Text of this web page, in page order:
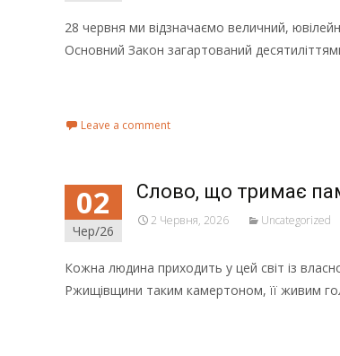
28 червня ми відзначаємо величний,
Основний Закон загартований
Leave a comment
02
Чер/26
Слово, що тримає
2 Червня, 2026 Uncategorized
Кожна людина приходить у цей світ із
Ржищівщини таким камертоном, її живим